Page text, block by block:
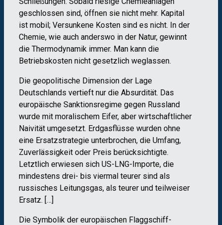
geschlossen sind, öffnen sie nicht mehr. Kapital
ist mobil; Versunkene Kosten sind es nicht. In der
Chemie, wie auch anderswo in der Natur, gewinnt
die Thermodynamik immer. Man kann die
Betriebskosten nicht gesetzlich weglassen.
Die geopolitische Dimension der Lage
Deutschlands vertieft nur die Absurdität. Das
europäische Sanktionsregime gegen Russland
wurde mit moralischem Eifer, aber wirtschaftlicher
Naivität umgesetzt. Erdgasflüsse wurden ohne
eine Ersatzstrategie unterbrochen, die Umfang,
Zuverlässigkeit oder Preis berücksichtigte.
Letztlich erwiesen sich US-LNG-Importe, die
mindestens drei- bis viermal teurer sind als
russisches Leitungsgas, als teurer und teilweiser
Ersatz. […]
Die Symbolik der europäischen Flaggschiff-